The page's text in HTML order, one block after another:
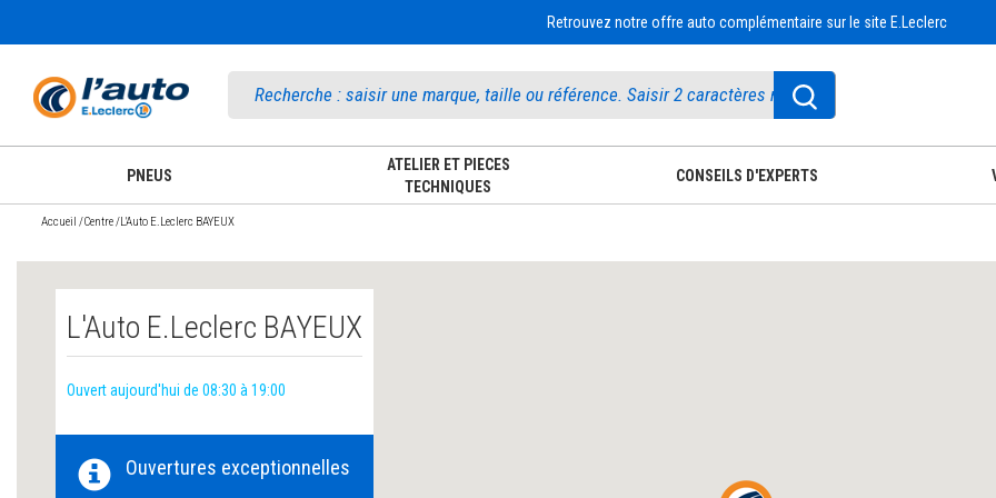
Retrouvez notre offre auto complémentaire sur le site E.Leclerc
PNEUS
ATELIER ET PIECES
TECHNIQUES
CONSEILS D'EXPERTS
Accueil /Centre/L'Auto E.Leclerc BAYEUX
L'Auto E.Leclerc BAYEUX
Ouvert aujourd'hui de 08:30 à 19:00
Ouvertures exceptionnelles